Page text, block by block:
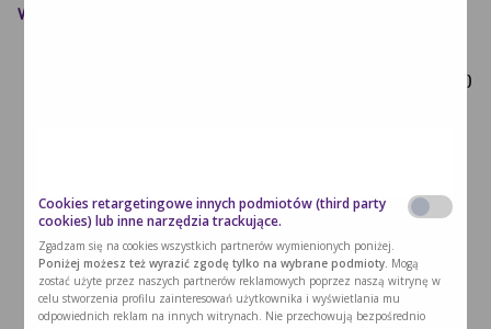
Wartość odżywcza przepisu
PHE (mg)
25 125.5 1 25
Cukier 50 199.5 0 0 50 199.5 0
Masło ekstra 50 374 0.35 16 50 374 0.35 16
Cookies retargetingowe innych podmiotów (third party
cookies) lub inne narzędzia trackujące.
Zgadzam się na cookies wszystkich partnerów wymienionych poniżej.
Poniżej możesz też wyrazić zgodę tylko na wybrane podmioty. Mogą
zostać użyte przez naszych partnerów reklamowych poprzez naszą witrynę w
celu stworzenia profilu zainteresowań użytkownika i wyświetlania mu
odpowiednich reklam na innych witrynach. Nie przechowują bezpośrednio